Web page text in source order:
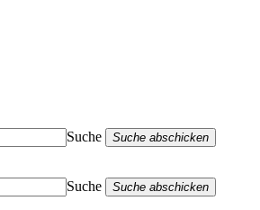
Suche
Suche abschicken
Suche
Suche abschicken